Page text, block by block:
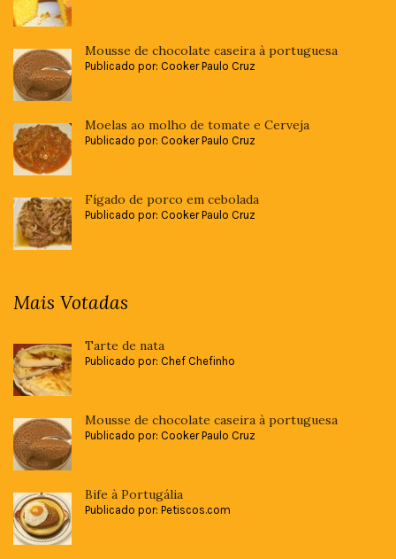
Mousse de chocolate caseira à portuguesa
Publicado por: Cooker Paulo Cruz
Moelas ao molho de tomate e Cerveja
Publicado por: Cooker Paulo Cruz
Fígado de porco em cebolada
Publicado por: Cooker Paulo Cruz
Mais Votadas
Tarte de nata
Publicado por: Chef Chefinho
Mousse de chocolate caseira à portuguesa
Publicado por: Cooker Paulo Cruz
Bife à Portugália
Publicado por: Petiscos.com